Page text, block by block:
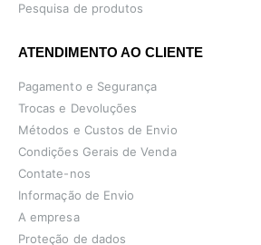
Pesquisa de produtos
ATENDIMENTO AO CLIENTE
Pagamento e Segurança
Trocas e Devoluções
Métodos e Custos de Envio
Condições Gerais de Venda
Contate-nos
Informação de Envio
A empresa
Proteção de dados